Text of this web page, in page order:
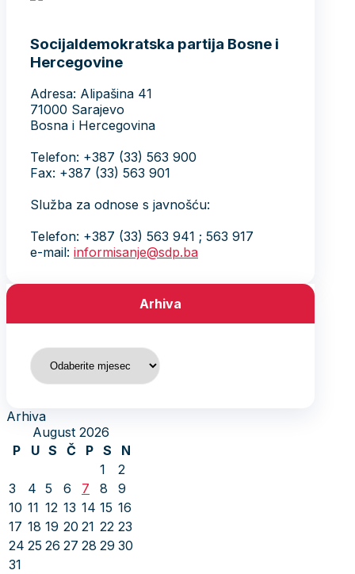
Socijaldemokratska partija Bosne i
Hercegovine
Adresa: Alipašina 41
71000 Sarajevo
Bosna i Hercegovina
Telefon: +387 (33) 563 900
Fax: +387 (33) 563 901
Služba za odnose s javnošću:
Telefon: +387 (33) 563 941 ; 563 917
e-mail: informisanje@sdp.ba
Arhiva
Arhiva
Arhiva
August 2026
P
U S Č P S
N
1
2
3
4 5 6 7 8
9
10 11 12 13 14 15 16
17 18 19 20 21 22 23
24 25 26 27 28 29 30
31